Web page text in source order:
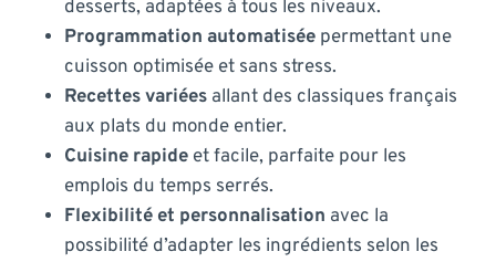
desserts, adaptées à tous les niveaux.
Programmation automatisée permettant une
cuisson optimisée et sans stress.
Recettes variées allant des classiques français
aux plats du monde entier.
Cuisine rapide et facile, parfaite pour les
emplois du temps serrés.
Flexibilité et personnalisation avec la
possibilité d’adapter les ingrédients selon les